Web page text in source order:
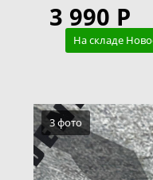
3 990 Р
На складе
3 фото